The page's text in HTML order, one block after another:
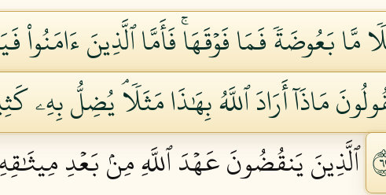
بَعُوضَةٗ فَمَا فَوۡقَهَاۚ فَأَمَّا ٱلَّذِينَ ءَامَنُواْ
مَاذَآ أَرَادَ ٱللَّهُ بِهَٰذَا مَثَلٗاۘ يُضِلُّ بِهِۦ
ٱلَّذِينَ يَنقُضُونَ عَهۡدَ ٱللَّهِ مِنۢ بَعۡدِ